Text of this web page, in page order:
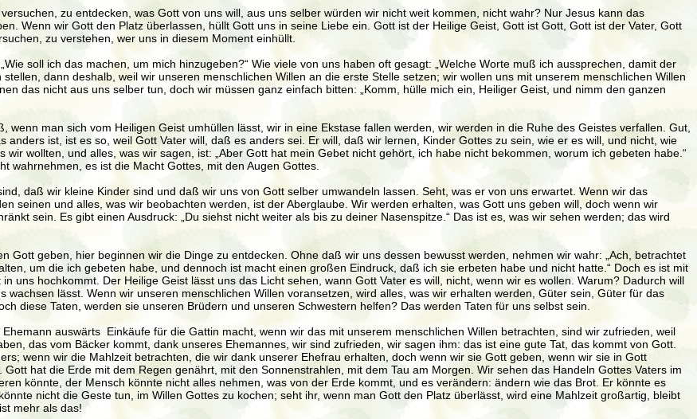
zu entdecken, was Gott von uns will, aus uns selber würden wir nicht weit kommen, nicht wahr? Nur Jesus kann das
Wenn wir Gott den Platz überlassen, hüllt Gott uns in seine Liebe ein. Gott ist der Heilige Geist, Gott ist Gott, Gott ist der Vater, Gott
zu verstehen, wer uns in diesem Moment einhüllt.
soll ich das machen, um mich hinzugeben?“ Wie viele von uns haben oft gesagt: „Welche Worte muß ich aussprechen, damit der
dann deshalb, weil wir unseren menschlichen Willen an die erste Stelle setzen; wir wollen uns mit unserem menschlichen Willen
das nicht aus uns selber tun, doch wir müssen ganz einfach bitten: „Komm, hülle mich ein, Heiliger Geist, und nimm den ganzen
man sich vom Heiligen Geist umhüllen lässt, wir in eine Ekstase fallen werden, wir werden in die Ruhe des Geistes verfallen. Gut,
ist, ist es so, weil Gott Vater will, daß es anders sei. Er will, daß wir lernen, Kinder Gottes zu sein, wie er es will, und nicht, wie
wollten, und alles, was wir sagen, ist: „Aber Gott hat mein Gebet nicht gehört, ich habe nicht bekommen, worum ich gebeten habe.“
wahrnehmen, es ist die Macht Gottes, mit den Augen Gottes.
daß wir kleine Kinder sind und daß wir uns von Gott selber umwandeln lassen. Seht, was er von uns erwartet. Wenn wir das
seinen und alles, was wir beobachten werden, ist der Aberglaube. Wir werden erhalten, was Gott uns geben will, doch wenn wir
sein. Es gibt einen Ausdruck: „Du siehst nicht weiter als bis zu deiner Nasenspitze.“ Das ist es, was wir sehen werden; das wird
Gott geben, hier beginnen wir die Dinge zu entdecken. Ohne daß wir uns dessen bewusst werden, nehmen wir wahr: „Ach, betrachtet
um die ich gebeten habe, und dennoch ist macht einen großen Eindruck, daß ich sie erbeten habe und nicht hatte.“ Doch es ist mit
uns hochkommt. Der Heilige Geist lässt uns das Licht sehen, wann Gott Vater es will, nicht, wenn wir es wollen. Warum? Dadurch will
lässt. Wenn wir unseren menschlichen Willen voransetzen, wird alles, was wir erhalten werden, Güter sein, Güter für das
diese Taten, werden sie unseren Brüdern und unseren Schwestern helfen? Das werden Taten für uns selbst sein.
auswärts Einkäufe für die Gattin macht, wenn wir das mit unserem menschlichen Willen betrachten, sind wir zufrieden, weil
das vom Bäcker kommt, dank unseres Ehemannes, wir sind zufrieden, wir sagen ihm: das ist eine gute Tat, das kommt von Gott.
wenn wir die Mahlzeit betrachten, die wir dank unserer Ehefrau erhalten, doch wenn wir sie Gott geben, wenn wir sie in Gott
hat die Erde mit dem Regen genährt, mit den Sonnenstrahlen, mit dem Tau am Morgen. Wir sehen das Handeln Gottes Vaters im
könnte, der Mensch könnte nicht alles nehmen, was von der Erde kommt, und es verändern: ändern wie das Brot. Er könnte es
nicht die Geste tun, im Willen Gottes zu kochen; seht ihr, wenn man Gott den Platz überlässt, wird eine Mahlzeit großartig, bleibt
mehr als das!